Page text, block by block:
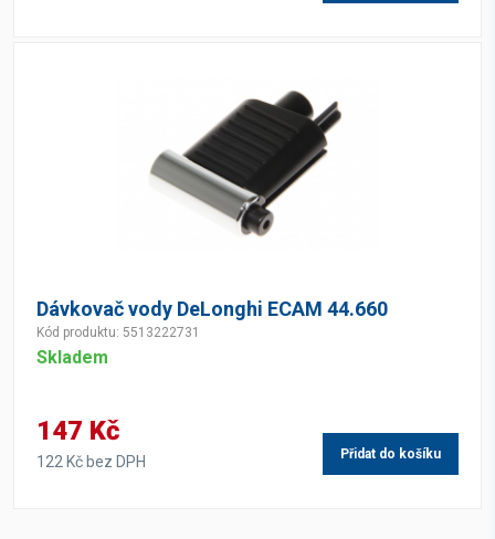
Dávkovač vody DeLonghi ECAM 44.660
Kód produktu: 5513222731
Skladem
147 Kč
122 Kč bez DPH Přidat do košíku